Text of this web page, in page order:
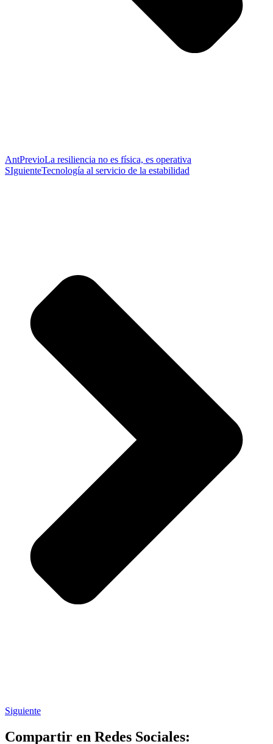
AntPrevioLa resiliencia no es física, es operativa
SIguienteTecnología al servicio de la estabilidad
Siguiente
Compartir en Redes Sociales: